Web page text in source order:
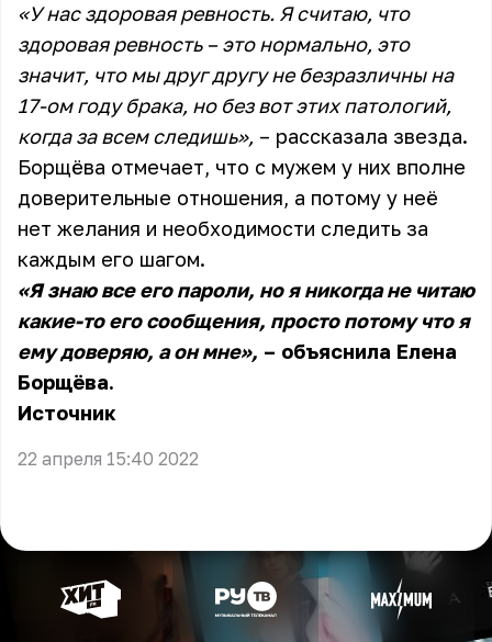
«У нас здоровая ревность. Я считаю, что
здоровая ревность – это нормально, это
значит, что мы друг другу не безразличны на
17-ом году брака, но без вот этих патологий,
когда за всем следишь», – рассказала звезда.
Борщёва отмечает, что с мужем у них вполне
доверительные отношения, а потому у неё
нет желания и необходимости следить за
каждым его шагом.
«Я знаю все его пароли, но я никогда не читаю
какие-то его сообщения, просто потому что я
ему доверяю, а он мне», – объяснила Елена
Борщёва.
Источник
22 апреля 15:40 2022